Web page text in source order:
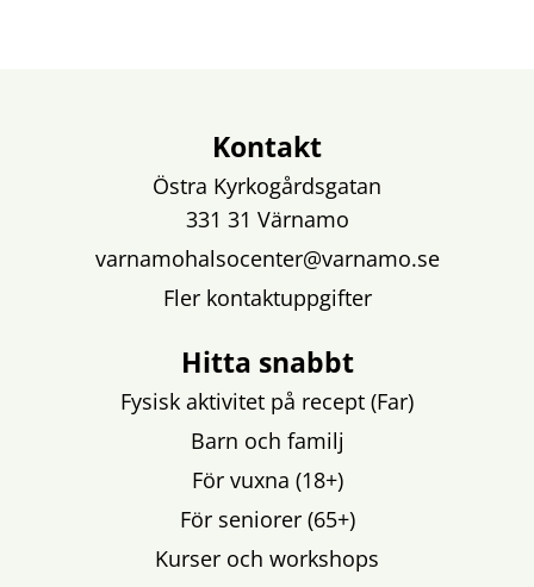
Kontakt
Östra Kyrkogårdsgatan
331 31 Värnamo
varnamohalsocenter@varnamo.se
Fler kontaktuppgifter
Hitta snabbt
Fysisk aktivitet på recept (Far)
Barn och familj
För vuxna (18+)
För seniorer (65+)
Kurser och workshops